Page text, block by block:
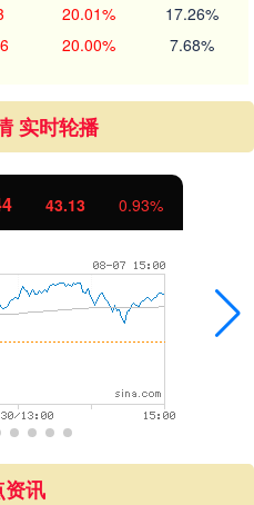
20.01% 17.26%
20.00% 7.68%
实时轮播
43.13 0.93%
讯